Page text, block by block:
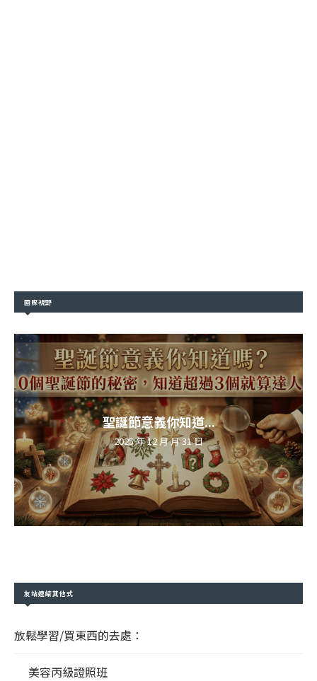
國際視野
聖誕節意義你知道...
2025 年 12 月 月 31 日
友站連結其他式
放鬆學習/買東西的去處：
美容丙級證照班